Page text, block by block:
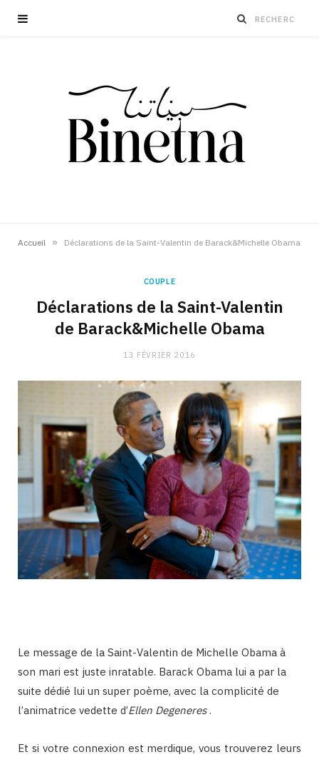
Accueil » Déclarations de la Saint-Valentin de Barack&Michelle Obama
COUPLE
Déclarations de la Saint-Valentin
de Barack&Michelle Obama
13 FÉVRIER 2016
Le message de la Saint-Valentin de Michelle Obama à
son mari est juste inratable. Barack Obama lui a par la
suite dédié lui un super poème, avec la complicité de
l’animatrice vedette d’Ellen Degeneres.
Et si votre connexion est merdique, vous trouverez leurs